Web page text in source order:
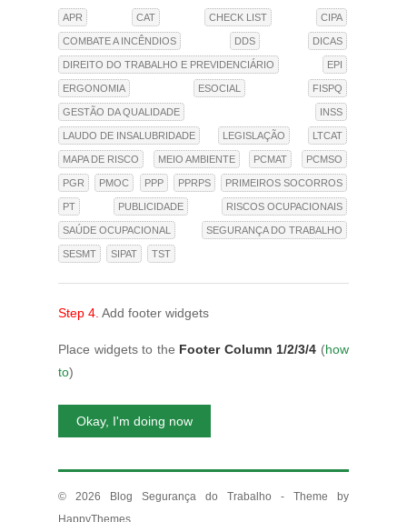
APR CAT CHECK LIST CIPA
COMBATE A INCÊNDIOS DDS DICAS
DIREITO DO TRABALHO E PREVIDENCIÁRIO EPI
ERGONOMIA ESOCIAL FISPQ
GESTÃO DA QUALIDADE INSS
LAUDO DE INSALUBRIDADE LEGISLAÇÃO LTCAT
MAPA DE RISCO MEIO AMBIENTE PCMAT PCMSO
PGR PMOC PPP PPRPS PRIMEIROS SOCORROS
PT PUBLICIDADE RISCOS OCUPACIONAIS
SAÚDE OCUPACIONAL SEGURANÇA DO TRABALHO
SESMT SIPAT TST
Step 4. Add footer widgets
Place widgets to the Footer Column 1/2/3/4 (how
to)
Okay, I'm doing now
© 2026 Blog Segurança do Trabalho - Theme by
HappyThemes